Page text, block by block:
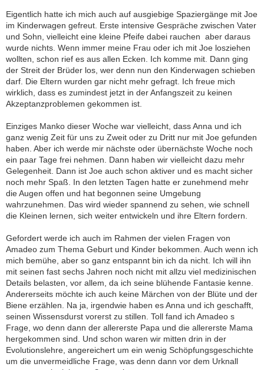
Eigentlich hatte ich mich auch auf ausgiebige Spaziergänge mit Joe
im Kinderwagen gefreut. Erste intensive Gespräche zwischen Vater
und Sohn, vielleicht eine kleine Pfeife dabei rauchen  aber daraus
wurde nichts. Wenn immer meine Frau oder ich mit Joe losziehen
wollten, schon rief es aus allen Ecken. Ich komme mit. Dann ging
der Streit der Brüder los, wer denn nun den Kinderwagen schieben
darf. Die Eltern wurden gar nicht mehr gefragt. Ich freue mich
wirklich, dass es zumindest jetzt in der Anfangszeit zu keinen
Akzeptanzproblemen gekommen ist.
Einziges Manko dieser Woche war vielleicht, dass Anna und ich
ganz wenig Zeit für uns zu Zweit oder zu Dritt nur mit Joe gefunden
haben. Aber ich werde mir nächste oder übernächste Woche noch
ein paar Tage frei nehmen. Dann haben wir vielleicht dazu mehr
Gelegenheit. Dann ist Joe auch schon aktiver und es macht sicher
noch mehr Spaß. In den letzten Tagen hatte er zunehmend mehr
die Augen offen und hat begonnen seine Umgebung
wahrzunehmen. Das wird wieder spannend zu sehen, wie schnell
die Kleinen lernen, sich weiter entwickeln und ihre Eltern fordern.
Gefordert werde ich auch im Rahmen der vielen Fragen von
Amadeo zum Thema Geburt und Kinder bekommen. Auch wenn ich
mich bemühe, aber so ganz entspannt bin ich da nicht. Ich will ihn
mit seinen fast sechs Jahren noch nicht mit allzu viel medizinischen
Details belasten, vor allem, da ich seine blühende Fantasie kenne.
Andererseits möchte ich auch keine Märchen von der Blüte und der
Biene erzählen. Na ja, irgendwie haben es Anna und ich geschafft,
seinen Wissensdurst vorerst zu stillen. Toll fand ich Amadeo s
Frage, wo denn dann der allererste Papa und die allererste Mama
hergekommen sind. Und schon waren wir mitten drin in der
Evolutionslehre, angereichert um ein wenig Schöpfungsgeschichte
um die unvermeidliche Frage, was denn dann vor dem Urknall